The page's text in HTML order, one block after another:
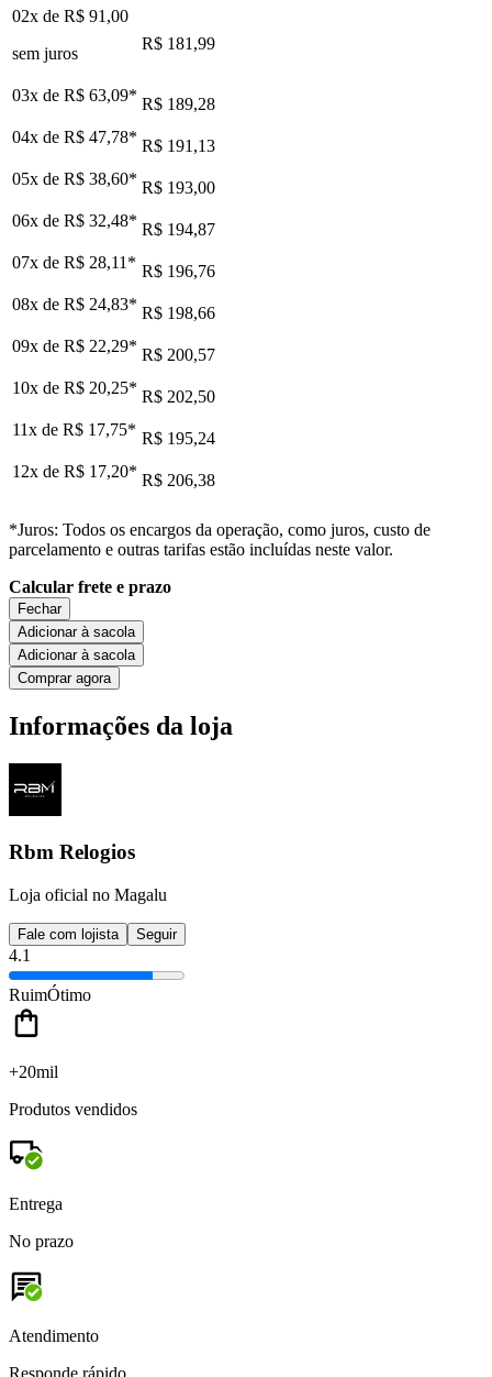
02x de R$ 91,00
sem juros
R$ 181,99
03x de R$ 63,09* R$ 189,28
04x de R$ 47,78* R$ 191,13
05x de R$ 38,60* R$ 193,00
06x de R$ 32,48* R$ 194,87
07x de R$ 28,11 * R$ 196,76
08x de R$ 24,83* R$ 198,66
09x de R$ 22,29* R$ 200,57
10x de R$ 20,25* R$ 202,50
11x de R$ 17,75* R$ 195,24
12x de R$ 17,20* R$ 206,38
*Juros: Todos os encargos da operação, como juros, custo de
parcelamento e outras tarifas estão incluídas neste valor.
Calcular frete e prazo
Fechar
Adicionar à sacola
Adicionar à sacola
Comprar agora
Informações da loja
Rbm Relogios
Loja oficial no Magalu
Fale com lojista Seguir
4.1
RuimÓtimo
+20mil
Produtos vendidos
Entrega
No prazo
Atendimento
Responde rápido